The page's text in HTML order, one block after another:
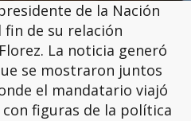
de la Nación
fin de su relación
La noticia generó
se mostraron juntos
el mandatario viajó
figuras de la política